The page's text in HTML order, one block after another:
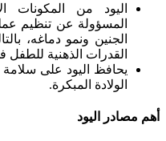
اليود من المكونات
المسؤولة عن تنظيم
الجنين ونمو دماغه،
القدرات الذهنية
يحافظ اليود على
الولادة المبكرة.
أهم مصادر اليود